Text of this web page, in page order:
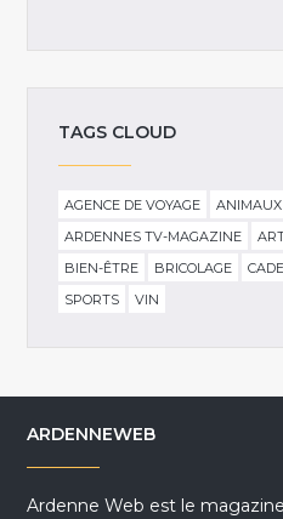
TAGS CLOUD
AGENCE DE VOYAGE ANIMAUX
ARDENNES TV-MAGAZINE
BIEN-ÊTRE
BRICOLAGE
SPORTS
VIN
ARDENNEWEB
Ardenne Web est le magazine